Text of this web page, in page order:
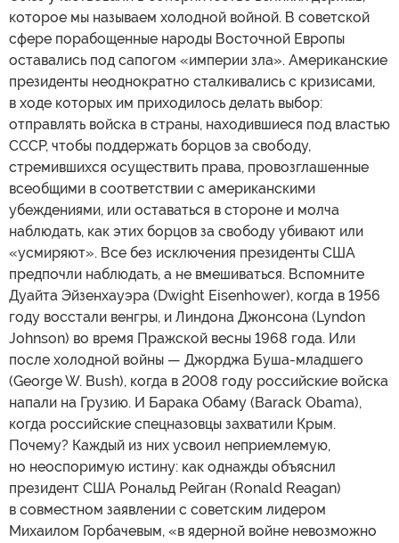
которое мы называем холодной войной. В советской
сфере порабощенные народы Восточной Европы
оставались под сапогом «империи зла». Американские
президенты неоднократно сталкивались с кризисами,
в ходе которых им приходилось делать выбор:
отправлять войска в страны, находившиеся под властью
СССР, чтобы поддержать борцов за свободу,
стремившихся осуществить права, провозглашенные
всеобщими в соответствии с американскими
убеждениями, или оставаться в стороне и молча
наблюдать, как этих борцов за свободу убивают или
«усмиряют». Все без исключения президенты США
предпочли наблюдать, а не вмешиваться. Вспомните
Дуайта Эйзенхауэра (Dwight Eisenhower), когда в 1956
году восстали венгры, и Линдона Джонсона (Lyndon
Johnson) во время Пражской весны 1968 года. Или
после холодной войны — Джорджа Буша-младшего
(George W. Bush), когда в 2008 году российские войска
напали на Грузию. И Барака Обаму (Barack Obama),
когда российские спецназовцы захватили Крым.
Почему? Каждый из них усвоил неприемлемую,
но неоспоримую истину: как однажды объяснил
президент США Рональд Рейган (Ronald Reagan)
в совместном заявлении с советским лидером
Михаилом Горбачевым, «в ядерной войне невозможно